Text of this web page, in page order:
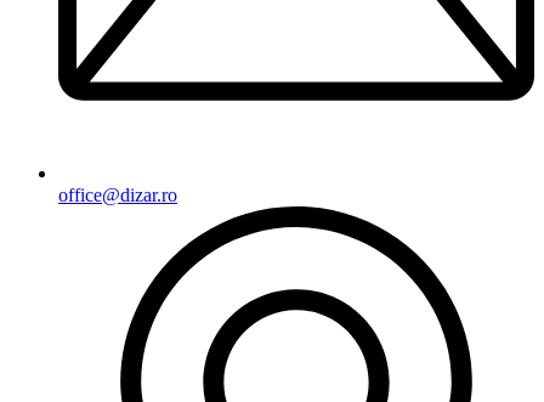
office@dizar.ro